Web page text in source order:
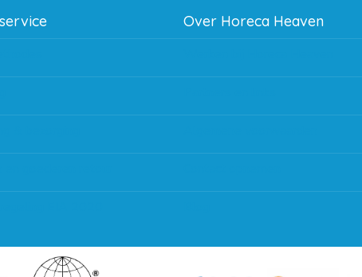
EIA 2020
Over Horeca Heaven